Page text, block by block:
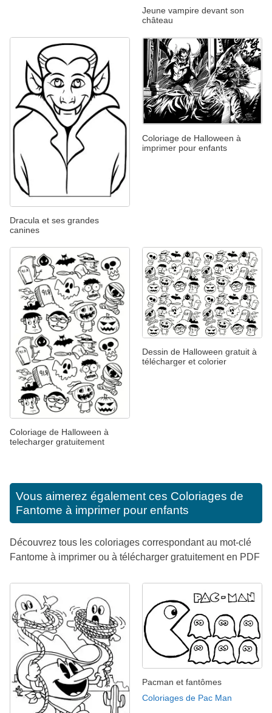
Jeune vampire devant son
château
Dracula et ses grandes
canines
Coloriage de Halloween à
imprimer pour enfants
Coloriage de Halloween à
telecharger gratuitement
Dessin de Halloween gratuit à
télécharger et colorier
Vous aimerez également ces Coloriages de
Fantome à imprimer pour enfants
Découvrez tous les coloriages correspondant au mot-clé
Fantome à imprimer ou à télécharger gratuitement en PDF
Pacman et fantômes
Coloriages de Pac Man